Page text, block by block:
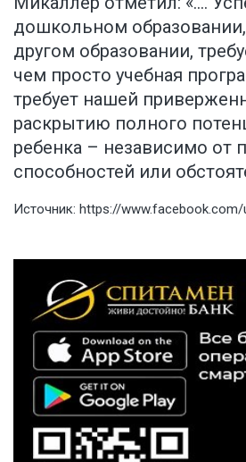
дошкольном
другом образовании,
чем просто учебная
требует нашей
раскрытию полного
ребенка – независимо от
способностей или
Источник: https://www.facebook.com/